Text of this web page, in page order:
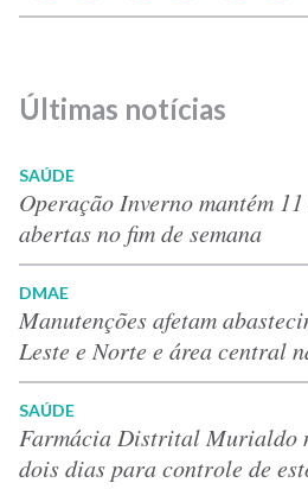
Últimas notícias
SAÚDE
Operação Inverno mantém
abertas no fim de semana
DMAE
Manutenções afetam
Leste e Norte e área central
SAÚDE
Farmácia Distrital Murialdo
dois dias para controle de